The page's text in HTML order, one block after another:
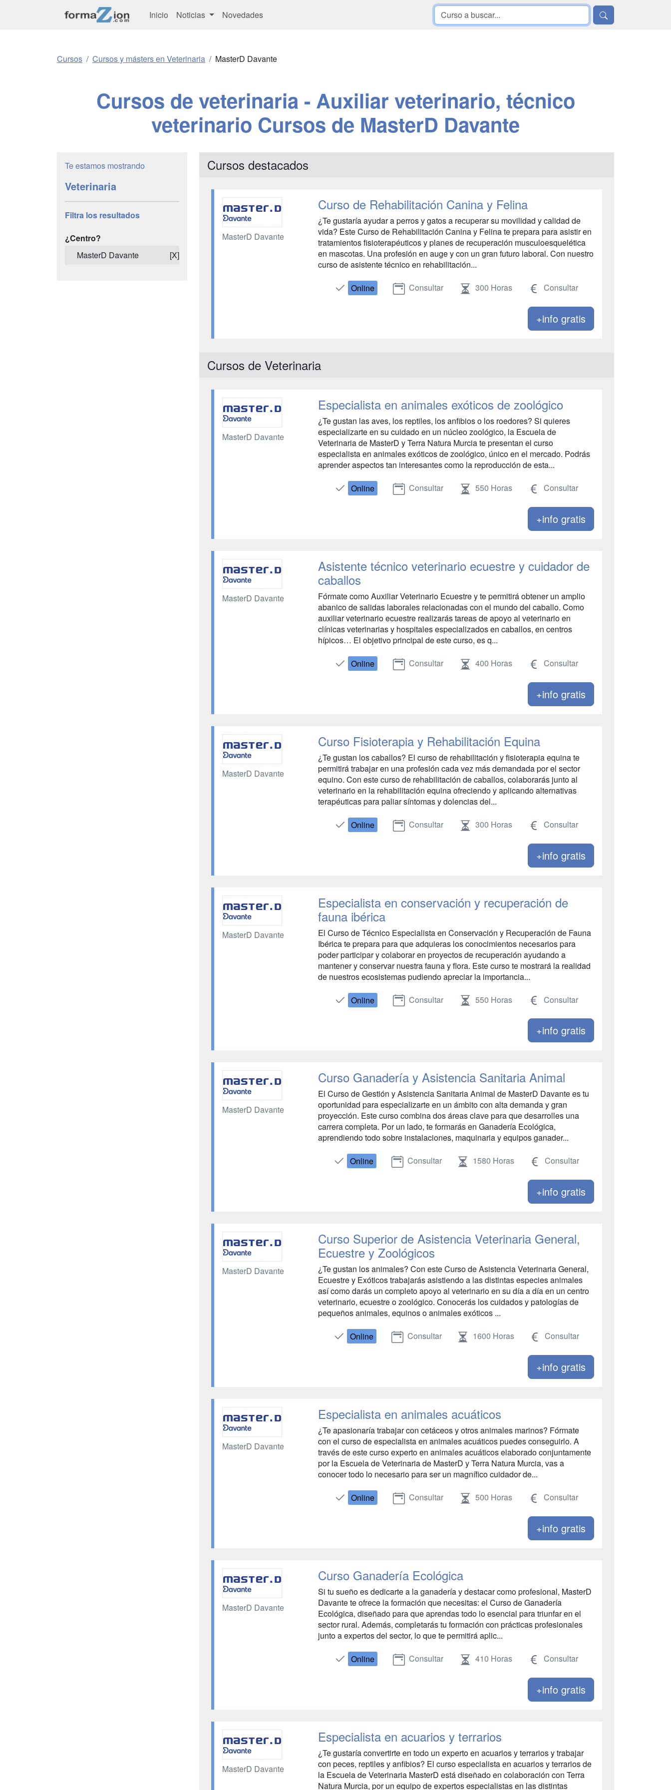
Inicio Noticias Novedades
Cursos Cursos y másters en Veterinaria MasterD Davante
Cursos de veterinaria - Auxiliar veterinario, técnico
veterinario Cursos de MasterD Davante
Te estamos mostrando
Veterinaria
Filtra los resultados
¿Centro?
MasterD Davante
[X]
Cursos destacados
MasterD Davante
Curso de Rehabilitación Canina y Felina
¿Te gustaría ayudar a perros y gatos a recuperar su movilidad y calidad de
vida? Este Curso de Rehabilitación Canina y Felina te prepara para asistir en
tratamientos fisioterapéuticos y planes de recuperación musculoesquelética
en mascotas. Una profesión en auge y con un gran futuro laboral. Con nuestro
curso de asistente técnico en rehabilitación...
Online Consultar 300 Horas Consultar
+info gratis
Cursos de Veterinaria
MasterD Davante
Especialista en animales exóticos de zoológico
¿Te gustan las aves, los reptiles, los anfibios o los roedores? Si quieres
especializarte en su cuidado en un núcleo zoológico, la Escuela de
Veterinaria de MasterD y Terra Natura Murcia te presentan el curso
especialista en animales exóticos de zoológico, único en el mercado. Podrás
aprender aspectos tan interesantes como la reproducción de esta...
Online Consultar 550 Horas Consultar
+info gratis
MasterD Davante
Asistente técnico veterinario ecuestre y cuidador de
caballos
Fórmate como Auxiliar Veterinario Ecuestre y te permitirá obtener un amplio
abanico de salidas laborales relacionadas con el mundo del caballo. Como
auxiliar veterinario ecuestre realizarás tareas de apoyo al veterinario en
clínicas veterinarias y hospitales especializados en caballos, en centros
hípicos… El objetivo principal de este curso, es q...
Online Consultar 400 Horas Consultar
+info gratis
MasterD Davante
Curso Fisioterapia y Rehabilitación Equina
¿Te gustan los caballos? El curso de rehabilitación y fisioterapia equina te
permitirá trabajar en una profesión cada vez más demandada por el sector
equino. Con este curso de rehabilitación de caballos, colaborarás junto al
veterinario en la rehabilitación equina ofreciendo y aplicando alternativas
terapéuticas para paliar síntomas y dolencias del...
Online Consultar 300 Horas Consultar
+info gratis
MasterD Davante
Especialista en conservación y recuperación de
fauna ibérica
El Curso de Técnico Especialista en Conservación y Recuperación de Fauna
Ibérica te prepara para que adquieras los conocimientos necesarios para
poder participar y colaborar en proyectos de recuperación ayudando a
mantener y conservar nuestra fauna y flora. Este curso te mostrará la realidad
de nuestros ecosistemas pudiendo apreciar la importancia...
Online Consultar 550 Horas Consultar
+info gratis
MasterD Davante
Curso Ganadería y Asistencia Sanitaria Animal
El Curso de Gestión y Asistencia Sanitaria Animal de MasterD Davante es tu
oportunidad para especializarte en un ámbito con alta demanda y gran
proyección. Este curso combina dos áreas clave para que desarrolles una
carrera completa. Por un lado, te formarás en Ganadería Ecológica,
aprendiendo todo sobre instalaciones, maquinaria y equipos ganader...
Online Consultar 1580 Horas Consultar
+info gratis
MasterD Davante
Curso Superior de Asistencia Veterinaria General,
Ecuestre y Zoológicos
¿Te gustan los animales? Con este Curso de Asistencia Veterinaria General,
Ecuestre y Exóticos trabajarás asistiendo a las distintas especies animales
así como darás un completo apoyo al veterinario en su día a día en un centro
veterinario, ecuestre o zoológico. Conocerás los cuidados y patologías de
pequeños animales, equinos o animales exóticos ...
Online Consultar 1600 Horas Consultar
+info gratis
MasterD Davante
Especialista en animales acuáticos
¿Te apasionaría trabajar con cetáceos y otros animales marinos? Fórmate
con el curso de especialista en animales acuáticos puedes conseguirlo. A
través de este curso experto en animales acuáticos elaborado conjuntamente
por la Escuela de Veterinaria de MasterD y Terra Natura Murcia, vas a
conocer todo lo necesario para ser un magnífico cuidador de...
Online Consultar 500 Horas Consultar
+info gratis
MasterD Davante
Curso Ganadería Ecológica
Si tu sueño es dedicarte a la ganadería y destacar como profesional, MasterD
Davante te ofrece la formación que necesitas: el Curso de Ganadería
Ecológica, diseñado para que aprendas todo lo esencial para triunfar en el
sector rural. Además, completarás tu formación con prácticas profesionales
junto a expertos del sector, lo que te permitirá aplic...
Online Consultar 410 Horas Consultar
+info gratis
MasterD Davante
Especialista en acuarios y terrarios
¿Te gustaría convertirte en todo un experto en acuarios y terrarios y trabajar
con peces, reptiles y anfibios? El curso especialista en acuarios y terrarios de
la Escuela de Veterinaria MasterD está diseñado en colaboración con Terra
Natura Murcia, por un equipo de expertos especialistas en las distintas